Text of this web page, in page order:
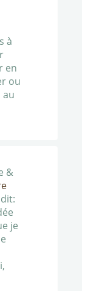
à
en
ou
au
&
dit:
je